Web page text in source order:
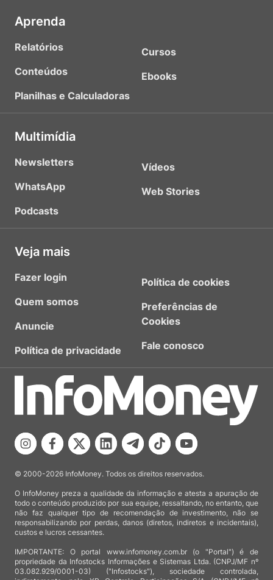
Aprenda
Relatórios
Conteúdos
Planilhas e Calculadoras
Cursos
Ebooks
Multimídia
Newsletters
WhatsApp
Podcasts
Vídeos
Web Stories
Veja mais
Fazer login
Quem somos
Anuncie
Política de privacidade
Política de cookies
Preferências de
Cookies
Fale conosco
© 2000-2026 InfoMoney. Todos os direitos reservados.
O InfoMoney preza a qualidade da informação e atesta a apuração de
todo o conteúdo produzido por sua equipe, ressaltando, no entanto, que
não faz qualquer tipo de recomendação de investimento, não se
responsabilizando por perdas, danos (diretos, indiretos e incidentais),
custos e lucros cessantes.
IMPORTANTE: O portal www.infomoney.com.br (o "Portal") é de
propriedade da Infostocks Informações e Sistemas Ltda. (CNPJ/MF nº
03.082.929/0001-03) ("Infostocks"), sociedade controlada,